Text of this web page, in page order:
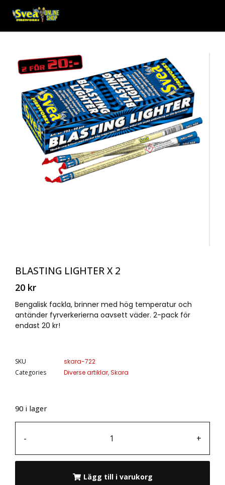
BLASTING LIGHTER X 2
20 kr
Bengalisk fackla, brinner med hög temperatur och
antänder fyrverkerierna oavsett väder. 2-pack för
endast 20 kr!
SKU
skara-722
Categories
Diverse artiklar,Skara
90 i lager
- +
Lägg till i varukorg